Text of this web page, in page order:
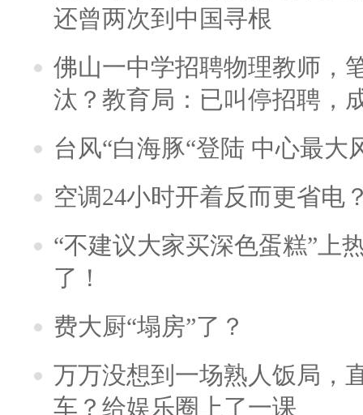
还曾两次到中国寻根
佛山一中学招聘物理教师，
汰？教育局：已叫停招聘，
台风“白海豚“登陆 中心最大
空调24小时开着反而更省电
“不建议大家买深色蛋糕”上
了！
费大厨“塌房”了？
万万没想到一场熟人饭局，
车？给娱乐圈上了一课